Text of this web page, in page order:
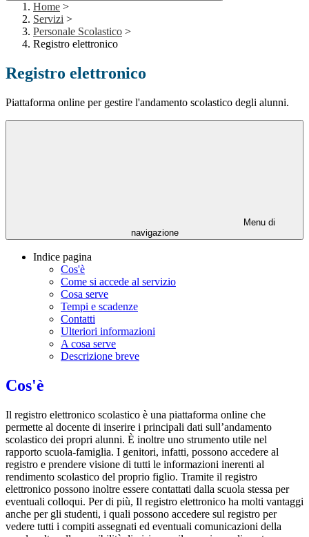
Home >
Servizi >
Personale Scolastico >
Registro elettronico
Registro elettronico
Piattaforma online per gestire l'andamento scolastico degli alunni.
Menu di
navigazione
Indice pagina
Cos'è
Come si accede al servizio
Cosa serve
Tempi e scadenze
Contatti
Ulteriori informazioni
A cosa serve
Descrizione breve
Cos'è
Il registro elettronico scolastico è una piattaforma online che
permette al docente di inserire i principali dati sull’andamento
scolastico dei propri alunni. È inoltre uno strumento utile nel
rapporto scuola-famiglia. I genitori, infatti, possono accedere al
registro e prendere visione di tutti le informazioni inerenti al
rendimento scolastico del proprio figlio. Tramite il registro
elettronico possono inoltre essere contattati dalla scuola stessa per
eventuali colloqui. Per di più, Il registro elettronico ha molti vantaggi
anche per gli studenti, i quali possono accedere sul registro per
vedere tutti i compiti assegnati ed eventuali comunicazioni della